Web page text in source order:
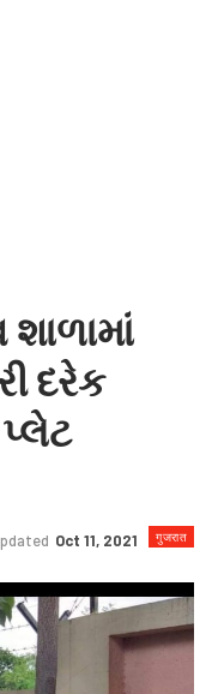
શાળામાં
દરેક
गुजरात
Oct 11, 2021